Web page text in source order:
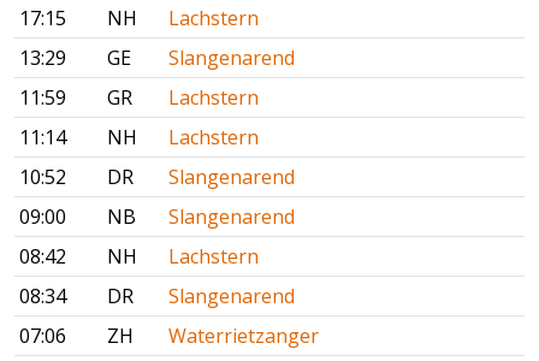
17:15
NH
Lachstern
13:29
GE
Slangenarend
11:59
GR
Lachstern
11:14
NH
Lachstern
10:52
DR
Slangenarend
09:00
NB
Slangenarend
08:42
NH
Lachstern
08:34
DR
Slangenarend
07:06
ZH
Waterrietzanger